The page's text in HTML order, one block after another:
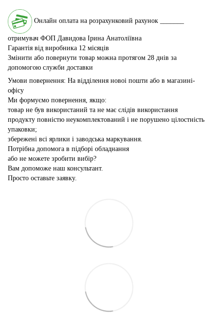
Онлайн оплата на розрахунковий рахунок _______
отримувач ФОП Давидова Ірина Анатоліївна
Гарантія від виробника 12 місяців
Змінити або повернути товар можна протягом 28 днів за
допомогою служби доставки
Умови повернення: На відділення новоі пошти або в магазині-
офісу
Ми формуємо повернення, якщо:
товар не був використаний та не має слідів використання
продукту повністю неукомплектований і не порушено цілостність
упаковки;
збережені всі ярлики і заводська маркування.
Потрібна допомога в підборі обладнання
або не можете зробити вибір?
Вам допоможе наш консультант.
Просто оставьте заявку.